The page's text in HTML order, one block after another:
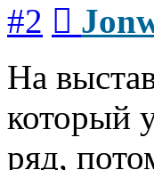
#2
На
который
ряд,